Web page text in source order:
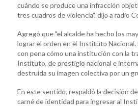
cuándo se produce una infracción
tres cuadros de violencia", dijo a radio
Agregó que "el alcalde ha hecho los
lograr el orden en el Instituto Nacional.
con pena cómo una institución con la
Instituto, de prestigio nacional e
destruida su imagen colectiva por un
En este sentido, respaldó la decisión
carné de identidad para ingresar al